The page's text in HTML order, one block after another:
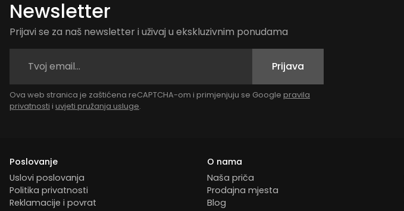
Newsletter
Prijavi se za naš newsletter i uživaj u ekskluzivnim ponudama
Prijava
Ova web stranica je zaštićena reCAPTCHA-om i primjenjuju se Google pravila
privatnosti i uvjeti pružanja usluge.
Poslovanje
Uslovi poslovanja
Politika privatnosti
Reklamacije i povrat
O nama
Naša priča
Prodajna mjesta
Blog